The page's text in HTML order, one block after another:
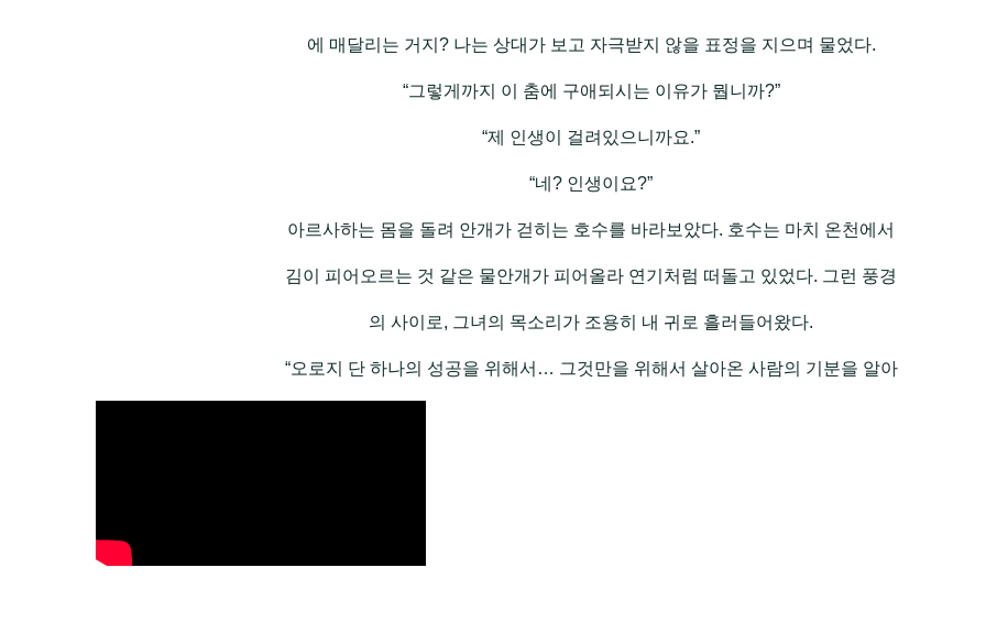
에 매달리는 거지? 나는 상대가 보고 자극받지 않을 표정을 지으며 물었다.
“그렇게까지 이 춤에 구애되시는 이유가 뭡니까?”
“제 인생이 걸려있으니까요.”
“네? 인생이요?”
아르사하는 몸을 돌려 안개가 걷히는 호수를 바라보았다. 호수는 마치 온천에서
김이 피어오르는 것 같은 물안개가 피어올라 연기처럼 떠돌고 있었다. 그런 풍경
의 사이로, 그녀의 목소리가 조용히 내 귀로 흘러들어왔다.
“오로지 단 하나의 성공을 위해서… 그것만을 위해서 살아온 사람의 기분을 알아